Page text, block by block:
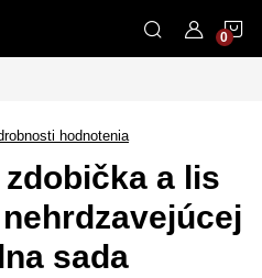
hodnotenia
a lis
sada